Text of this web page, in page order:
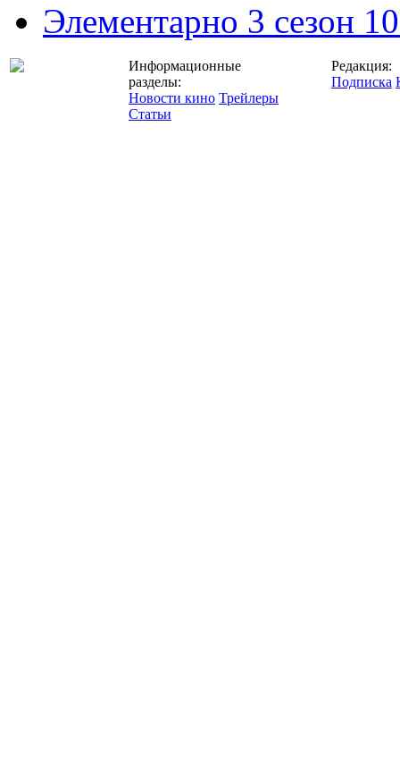
Элементарно 3 сезон
Информационные
разделы:
Новости кино Трейлеры
Статьи
Редакция:
Подписка